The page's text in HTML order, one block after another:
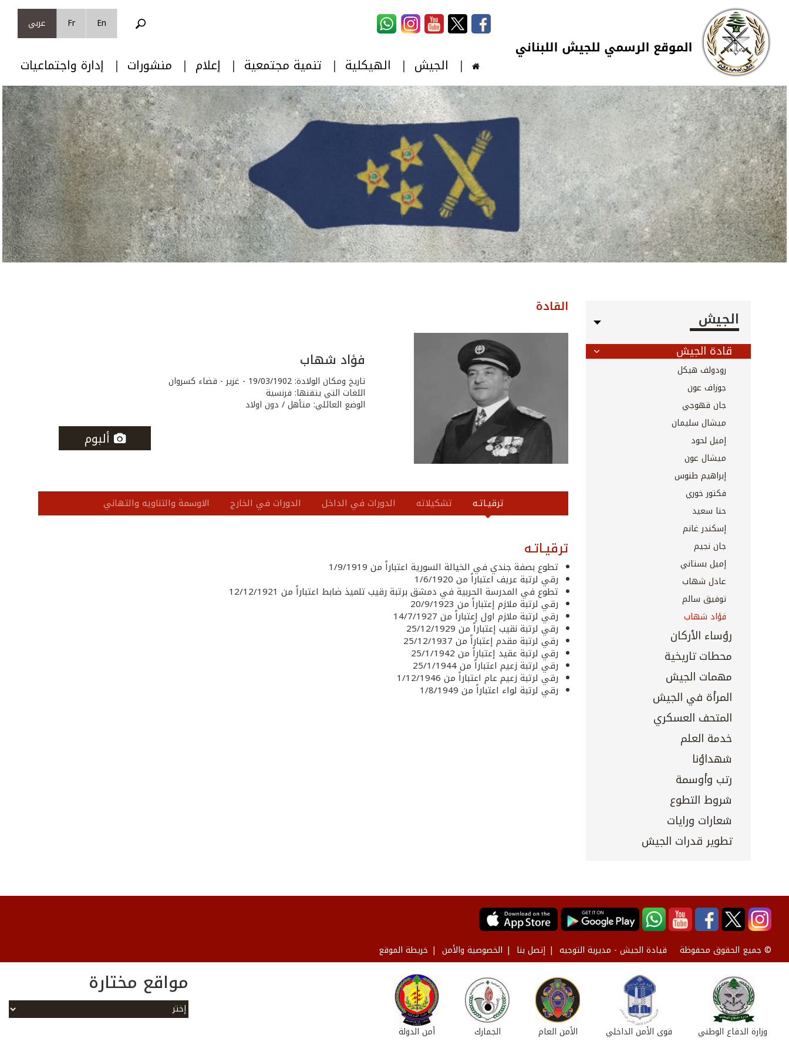
تجاوز إلى المحتوى الرئيسي
Skip to navigation
En
Fr عربي
الجيش الهيكلية تنمية مجتمعية إعلام منشورات إدارة واجتماعيات
الجيش
قادة الجيش
رودولف هيكل
جوزاف عون
جان قهوجي
ميشال سليمان
إميل لحود
ميشال عون
إبراهيم طنوس
فكتور خوري
حنا سعيد
إسكندر غانم
جان نجيم
إميل بستاني
عادل شهاب
توفيق سالم
فؤاد شهاب
رؤساء الأركان
محطات تاريخية
مهمات الجيش
المرأة في الجيش
المتحف العسكري
خدمة العلم
شهداؤنا
رتب وأوسمة
شروط التطوع
شعارات ورايات
تطوير قدرات الجيش
القادة
فؤاد شهاب
تاريخ ومكان الولادة: 19/03/1902 - غزير - قضاء كسروان
اللغات التي يتقنها: فرنسية
الوضع العائلي: متأهل / دون اولاد
ألبوم
ترقيـاتـه تشكيلاته الدورات في الداخل الدورات في الخارج الاوسمة والتناويه والتهاني
ترقيـاتـه
تطوع بصفة جندي في الخيالة السورية اعتباراً من 1/9/1919
رقي لرتبة عريف اعتباراً من 1/6/1920
تطوع في المدرسة الحربية في دمشق برتبة رقيب تلميذ ضابط اعتباراً من 12/12/1921
رقي لرتبة ملازم إعتباراً من 20/9/1923
رقي لرتبة ملازم اول إعتباراً من 14/7/1927
رقي لرتبة نقيب إعتباراً من 25/12/1929
رقي لرتبة مقدم إعتباراً من 25/12/1937
رقي لرتبة عقيد إعتباراً من 25/1/1942
رقي لرتبة زعيم اعتباراً من 25/1/1944
رقي لرتبة زعيم عام اعتباراً من 1/12/1946
رقي لرتبة لواء اعتباراً من 1/8/1949
© جميع الحقوق محفوظة قيادة الجيش - مديرية التوجيه إتصل بنا الخصوصية والأمن خريطة الموقع
أمن الدولة الجمارك الأمن العام قوى الأمن الداخلي وزارة الدفاع الوطني
مواقع مختارة